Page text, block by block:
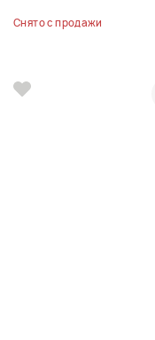
Снято с продажи